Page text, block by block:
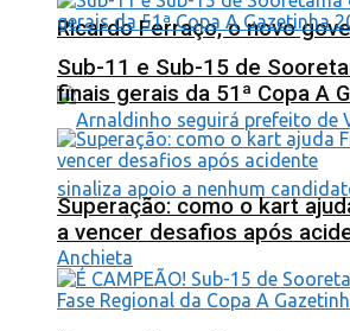
Ricardo Ferraço, o novo
Sub-11 e Sub-15 de
finais gerais da 51ª Copa A
Superação: como o kart
a vencer desafios após